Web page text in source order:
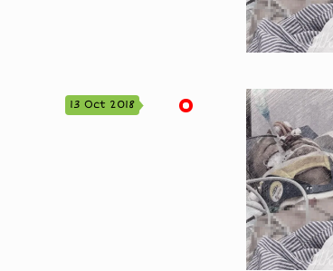
13 Oct 2018